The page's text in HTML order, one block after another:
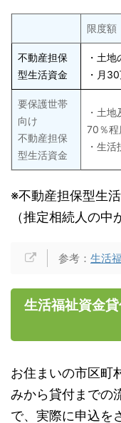
限度額
不動産担保
型生活資金
・土
・月
要保護世帯
向け
不動産担保
型生活資金
・土
70％程
・生
※不動産担保型生
（推定相続人の中
参考： 生活
生活福祉資金
お住まいの市区町
みから貸付までの
で、実際に申込を